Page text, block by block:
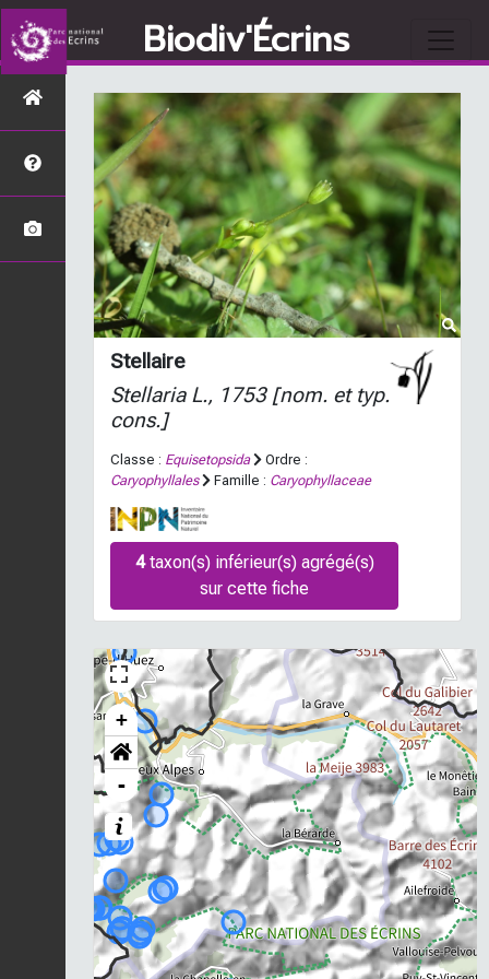
Biodiv'Écrins
Stellaire
StellariaL., 1753 [nom. et typ.
cons.]
Classe : Equisetopsida
Ordre :
Caryophyllales
Famille : Caryophyllaceae
4taxon(s) inférieur(s) agrégé(s)
sur cette fiche
+
-